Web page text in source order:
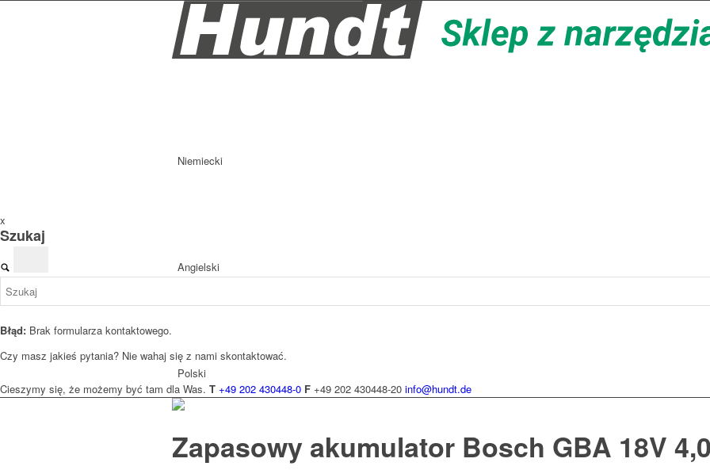
Niemiecki
Angielski
Polski
x
Szukaj
Błąd: Brak formularza kontaktowego.
Czy masz jakieś pytania? Nie wahaj się z nami skontaktować.
Cieszymy się, że możemy być tam dla Was. T +49 202 430448-0 F +49 202 430448-20 info@hundt.de
Zapasowy akumulator Bosch GBA 18V